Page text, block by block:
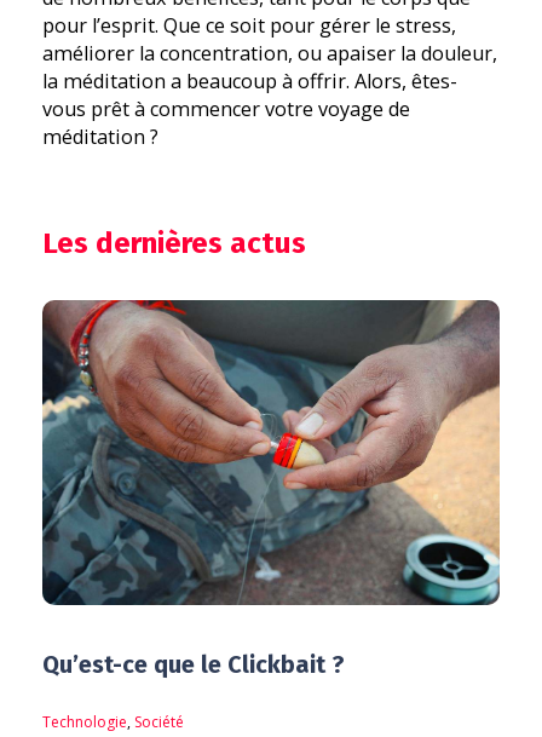
pour l’esprit. Que ce soit pour gérer le stress,
améliorer la concentration, ou apaiser la douleur,
la méditation a beaucoup à offrir. Alors, êtes-
vous prêt à commencer votre voyage de
méditation ?
Les dernières actus
Qu’est-ce que le Clickbait ?
Technologie, Société